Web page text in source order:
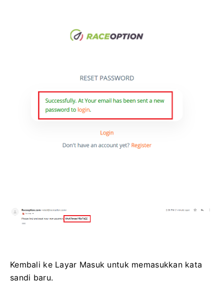
Kembali ke Layar Masuk untuk memasukkan kata
sandi baru.